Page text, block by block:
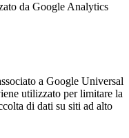
da Google Analytics
a Google Universal
utilizzato per limitare la
di dati su siti ad alto